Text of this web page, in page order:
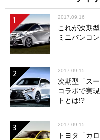
1 2017.09.16
これが次期
ミニバンコ
2 2017.09.15
次期型「ス
コラボで実
トとは!?
3 2017.09.15
トヨタ「カ